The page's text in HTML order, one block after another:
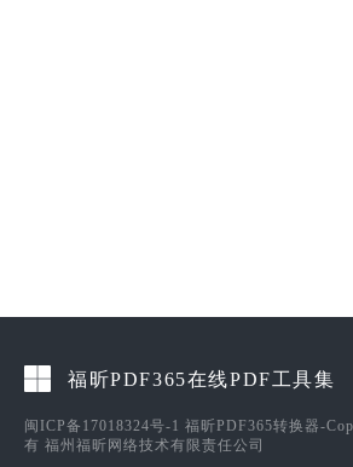
福昕PDF365在线PDF工具集
闽ICP备17018324号-1 福昕PDF365转换器-
有 福州福昕网络技术有限责任公司